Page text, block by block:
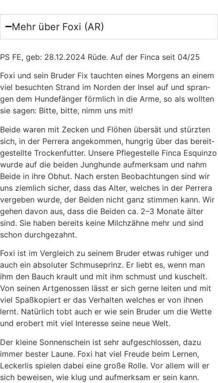
Mehr über Foxi (AR)
PS FE, geb: 28.12.2024 Rüde. Auf der Fin­ca seit 04/25
Foxi und sein Bru­der Fix tauch­ten eines Mor­gens an einem
viel besuch­ten Strand im Nor­den der Insel auf und spran­
gen dem Hun­de­fän­ger förm­lich in die Arme, so als woll­ten
sie sagen: Bit­te, bit­te, nimm uns mit!
Bei­de waren mit Zecken und Flö­hen über­sät und stürz­ten
sich, in der Per­rera ange­kom­men, hung­rig über das bereit­
ge­stell­te Tro­cken­fut­ter. Unse­re Pfle­ge­stel­le Fin­ca Esquin­zo
wur­de auf die bei­den Jung­hun­de auf­merk­sam und nahm
Bei­de in ihre Obhut. Nach ers­ten Beob­ach­tun­gen sind wir
uns ziem­lich sicher, dass das Alter, wel­ches in der Per­rera
ver­ge­ben wur­de, der Bei­den nicht ganz stim­men kann. Wir
gehen davon aus, dass die Bei­den ca. 2–3 Mona­te älter
sind. Sie haben bereits kei­ne Milch­zäh­ne mehr und sind
schon durch­ge­zahnt.
Foxi ist im Ver­gleich zu sei­nem Bru­der etwas ruhi­ger und
auch ein abso­lu­ter Schmu­se­prinz. Er liebt es, wenn man
ihm den Bauch krault und mit ihm schmust und kuschelt.
Von sei­nen Art­ge­nos­sen lässt er sich ger­ne lei­ten und mit
viel Spaß­ko­piert er das Ver­hal­ten wel­ches er von ihnen
lernt. Natür­lich tobt auch er wie sein Bru­der um die Wet­te
und erobert mit viel Inter­es­se sei­ne neue Welt.
Der klei­ne Son­nen­schein ist sehr auf­ge­schlos­sen, dazu
immer bes­ter Lau­ne. Foxi hat viel Freu­de beim Ler­nen,
Lecker­lis spie­len dabei eine gro­ße Rol­le. Vor allem will er
sich bewei­sen, wie klug und auf­merk­sam er sein kann.